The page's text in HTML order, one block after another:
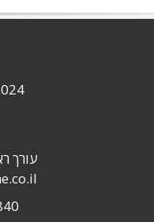
עורך